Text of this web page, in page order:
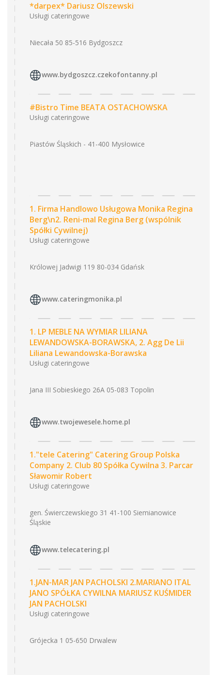
*darpex* Dariusz Olszewski
Usługi cateringowe
Niecała 50 85-516 Bydgoszcz
www.bydgoszcz.czekofontanny.pl
#Bistro Time BEATA OSTACHOWSKA
Usługi cateringowe
Piastów Śląskich - 41-400 Mysłowice
1. Firma Handlowo Usługowa Monika Regina
Berg\n2. Reni-mal Regina Berg (wspólnik
Spółki Cywilnej)
Usługi cateringowe
Królowej Jadwigi 119 80-034 Gdańsk
www.cateringmonika.pl
1. LP MEBLE NA WYMIAR LILIANA
LEWANDOWSKA-BORAWSKA, 2. Agg De Lii
Liliana Lewandowska-Borawska
Usługi cateringowe
Jana III Sobieskiego 26A 05-083 Topolin
www.twojewesele.home.pl
1."tele Catering" Catering Group Polska
Company 2. Club 80 Spółka Cywilna 3. Parcar
Sławomir Robert
Usługi cateringowe
gen. Świerczewskiego 31 41-100 Siemianowice
Śląskie
www.telecatering.pl
1.JAN-MAR JAN PACHOLSKI 2.MARIANO ITAL
JANO SPÓŁKA CYWILNA MARIUSZ KUŚMIDER
JAN PACHOLSKI
Usługi cateringowe
Grójecka 1 05-650 Drwalew